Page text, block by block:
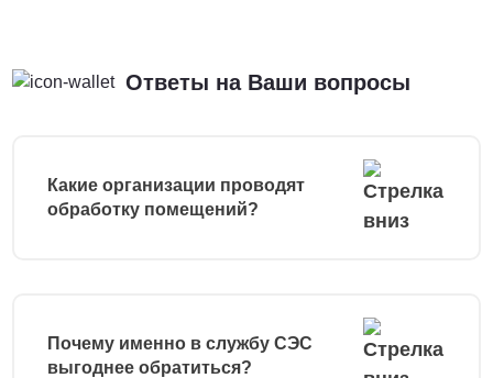
Ответы на Ваши вопросы
Какие организации проводят
обработку помещений?
Почему именно в службу СЭС
выгоднее обратиться?